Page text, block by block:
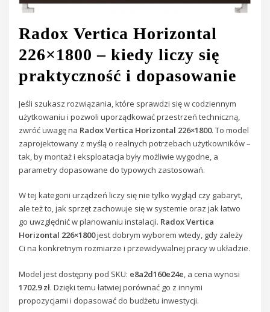
Radox Vertica Horizontal
226×1800 – kiedy liczy się
praktyczność i dopasowanie
Jeśli szukasz rozwiązania, które sprawdzi się w codziennym
użytkowaniu i pozwoli uporządkować przestrzeń techniczną,
zwróć uwagę na Radox Vertica Horizontal 226×1800. To model
zaprojektowany z myślą o realnych potrzebach użytkowników –
tak, by montaż i eksploatacja były możliwie wygodne, a
parametry dopasowane do typowych zastosowań.
W tej kategorii urządzeń liczy się nie tylko wygląd czy gabaryt,
ale też to, jak sprzęt zachowuje się w systemie oraz jak łatwo
go uwzględnić w planowaniu instalacji. Radox Vertica
Horizontal 226×1800jest dobrym wyborem wtedy, gdy zależy
Ci na konkretnym rozmiarze i przewidywalnej pracy w układzie.
Model jest dostępny pod SKU: e8a2d160e24e , a cena wynosi
1702.9 zł. Dzięki temu łatwiej porównać go z innymi
propozycjami i dopasować do budżetu inwestycji.